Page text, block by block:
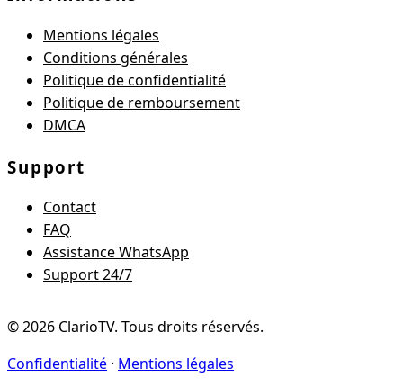
Mentions légales
Conditions générales
Politique de confidentialité
Politique de remboursement
DMCA
Support
Contact
FAQ
Assistance WhatsApp
Support 24/7
©2026 ClarioTV. Tous droits réservés.
Confidentialité · Mentions légales